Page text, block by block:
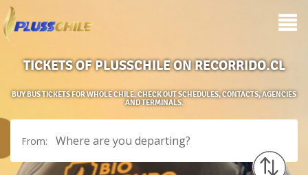
TICKETS OF PLUSSCHILE ON RECORRIDO.CL
BUY BUS TICKETS FOR WHOLE CHILE. CHECK OUT SCHEDULES, CONTACTS, AGENCIES
AND TERMINALS.
From: Where are you departing?